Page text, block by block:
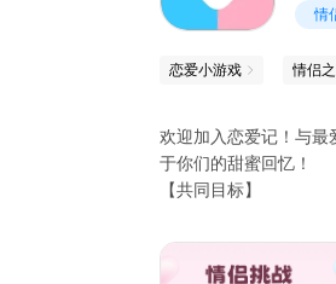
情
恋爱小游戏 情侣
欢迎加入恋爱记！与最
于你们的甜蜜回忆！
【共同目标】
情侣攒钱：情侣共同
100件小事：和TA完